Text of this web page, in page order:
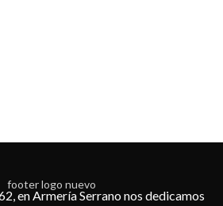
en Armería Serrano nos dedicamos